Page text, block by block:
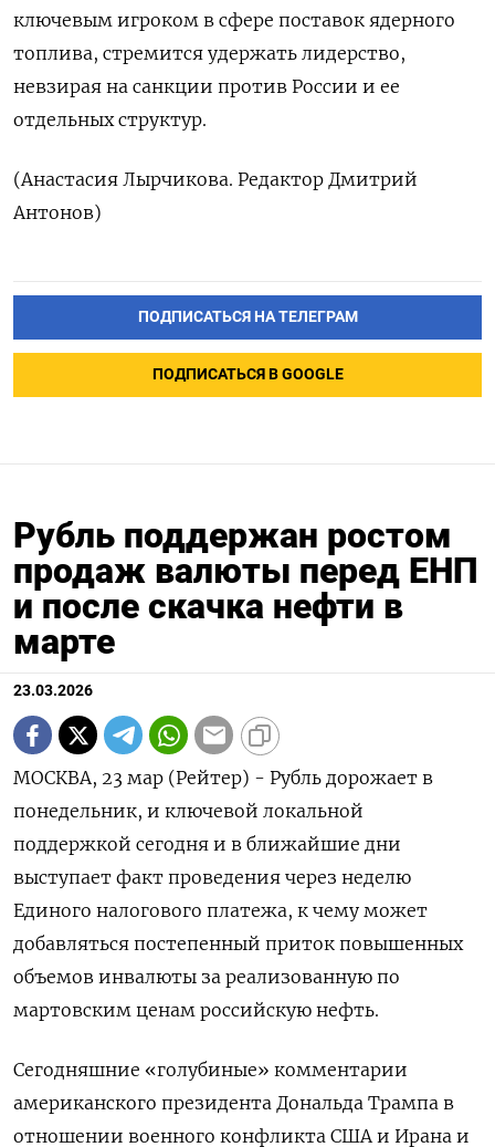
ключевым игроком в сфере поставок ядерного
топлива, стремится удержать ​лидерство,
невзирая на санкции против России и ее
‌отдельных структур.
(Анастасия Лырчикова. Редактор Дмитрий
Антонов)
ПОДПИСАТЬСЯ НА ТЕЛЕГРАМ
ПОДПИСАТЬСЯ В GOOGLE
Рубль поддержан ростом
продаж валюты перед ЕНП
и после скачка нефти в
марте
23.03.2026
МОСКВА, 23 мар (Рейтер) - Рубль дорожает в
понедельник, и ключевой локальной
поддержкой сегодня и в ближайшие дни
выступает факт проведения через неделю
Единого налогового платежа, к чему может
добавляться постепенный приток повышенных
объемов инвалюты за реализованную по
мартовским ценам российскую нефть.
Сегодняшние «голубиные» комментарии
американского президента Дональда Трампа в
отношении ‌военного конфликта США и Ирана и